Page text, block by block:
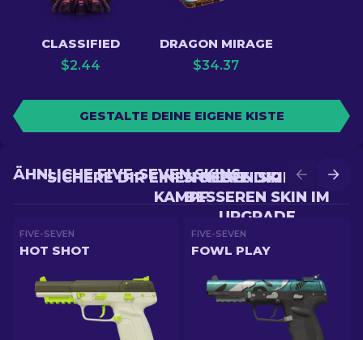
CLASSIFIED
$2.44
DRAGON MIRAGE
$34.37
GESTALTE DEINE EIGENE KISTE
SICHERE DIR EINEN
BESSEREN SKIN IM
UPGRADE
SICHERE DIR EINEN NEUEN SKIN IM
KAMPF
ÄHNLICHE FIVE-SEVEN SKINS
FIVE-SEVEN
HOT SHOT
FIVE-SEVEN
FOWL PLAY